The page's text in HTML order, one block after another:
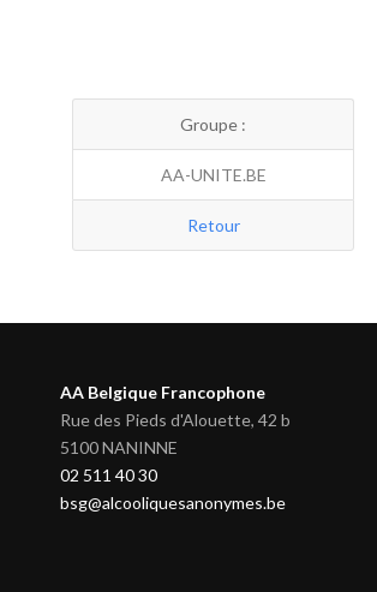
Groupe :
AA-UNITE.BE
Retour
AA Belgique Francophone
Rue des Pieds d'Alouette, 42 b
5100 NANINNE
02 511 40 30
bsg@alcooliquesanonymes.be